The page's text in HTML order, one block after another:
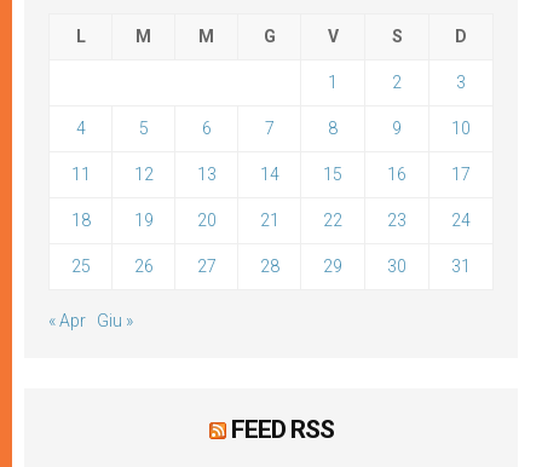
L M M G V S D
1 2 3
4 5 6 7 8 9 10
11 12 13 14 15 16 17
18 19 20 21 22 23 24
25 26 27 28 29 30 31
« Apr Giu »
FEED RSS